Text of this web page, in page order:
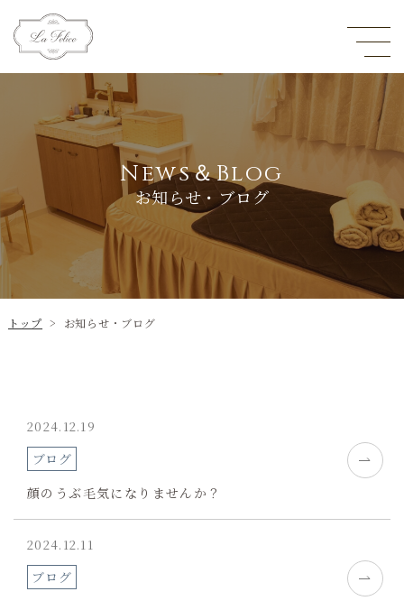
News＆Blog
お知らせ・ブログ
トップ > お知らせ・ブログ
2024.12.19
ブログ
顔のうぶ毛気になりませんか？
2024.12.11
ブログ